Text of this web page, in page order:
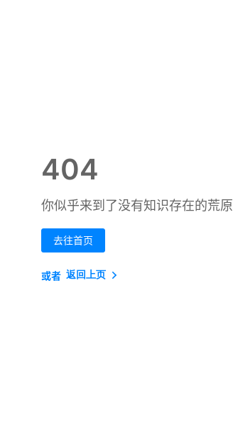
404
你似乎来到了没有知识存在的荒原
去往首页
或者 返回上页